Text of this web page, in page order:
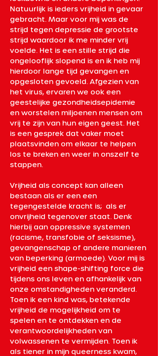
Natuurlijk is ieders vrijheid in gevaar
gebracht. Maar voor mij was de
strijd tegen depressie de grootste
strijd waardoor ik me minder vrij
voelde. Het is een stille strijd die
ongelooflijk slopend is en ik heb mij
hierdoor lange tijd gevangen en
opgesloten gevoeld. Afgezien van
het virus, ervaren we ook een
geestelijke gezondheidsepidemie
en worstelen miljoenen mensen om
vrij te zijn van hun eigen geest. Het
is een gesprek dat vaker moet
plaatsvinden om elkaar te helpen
los te breken en weer in onszelf te
stappen.
Vrijheid als concept kan alleen
bestaan als er een een
tegengestelde kracht is;  als er
onvrijheid tegenover staat. Denk
hierbij aan oppressive systemen
(racisme, transfobie of seksisme),
gevangenschap of andere manieren
van beperking (armoede). Voor mij is
vrijheid een shape-shifting force die
tijdens ons leven en afhankelijk van
onze omstandigheden veranderd.
Toen ik een kind was, betekende
vrijheid de mogelijkheid om te
spelen en te ontdekken en de
verantwoordelijkheden van
volwassenen te vermijden. Toen ik
als tiener in mijn queerness kwam,